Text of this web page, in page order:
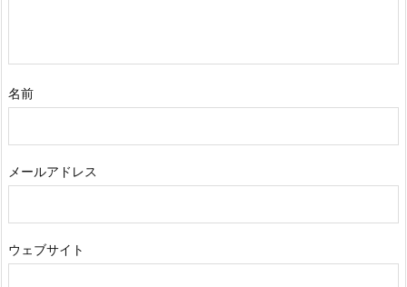
名前
メールアドレス
ウェブサイト